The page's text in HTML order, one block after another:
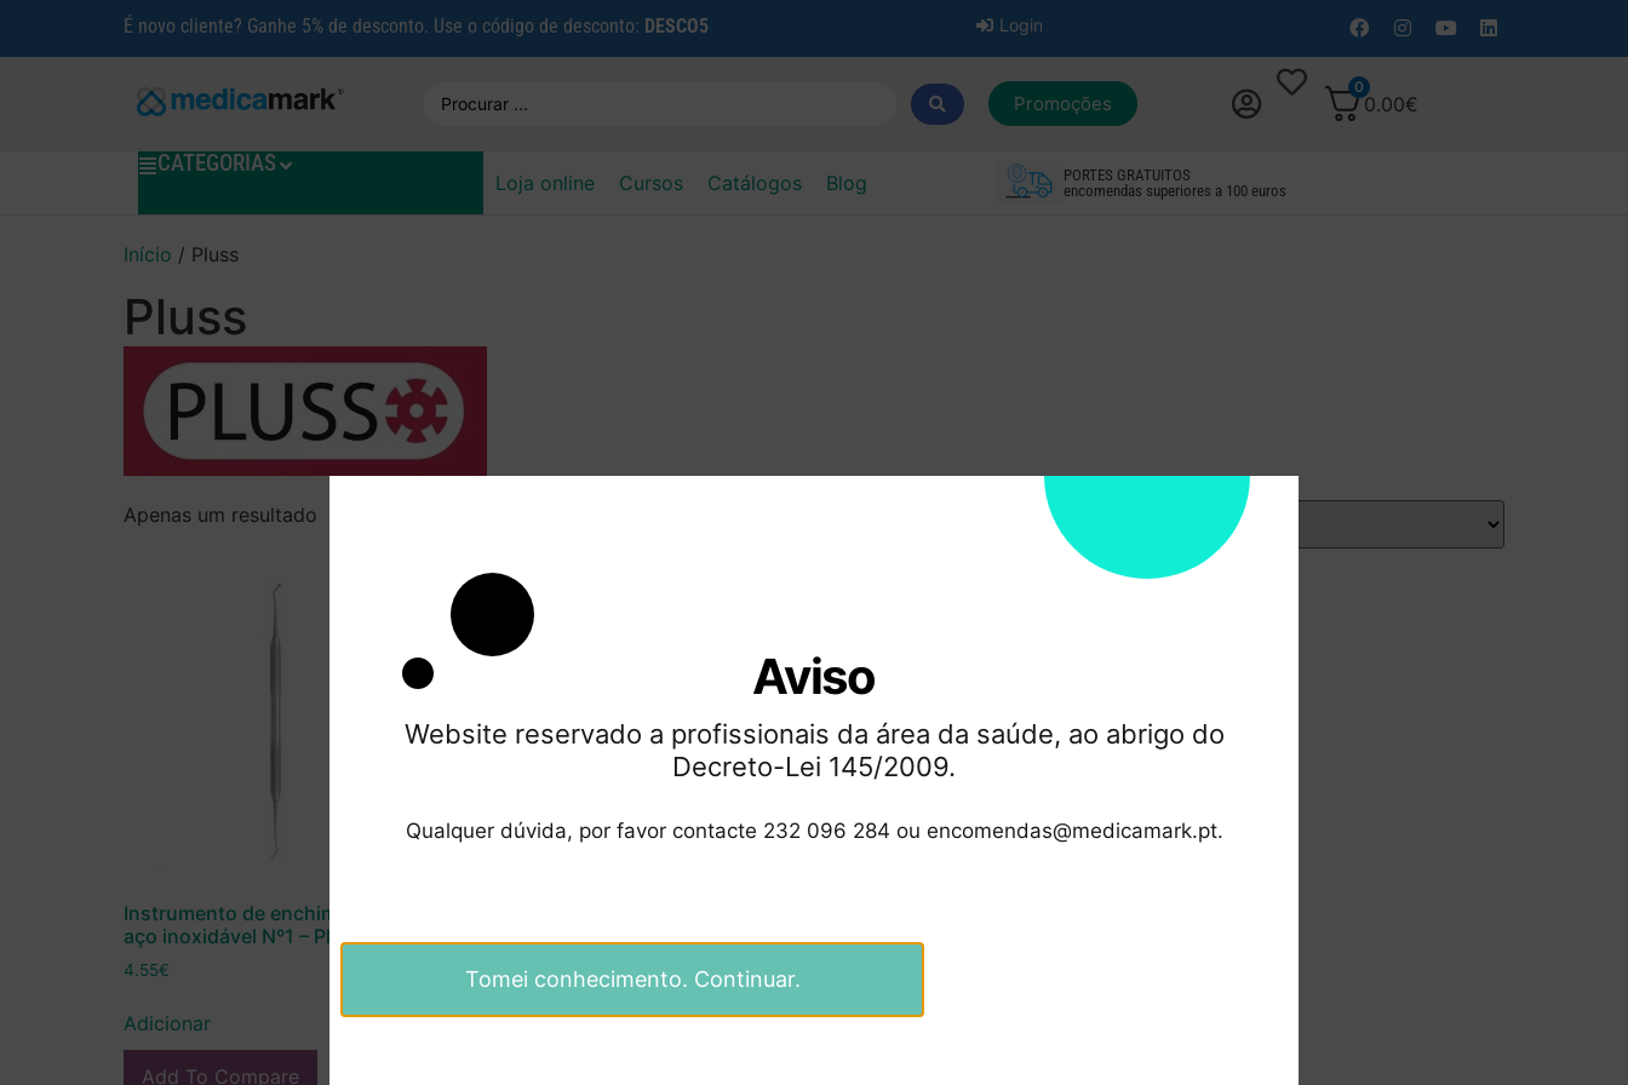
É novo cliente? Ganhe 5% de desconto. Use o código de desconto: DESCO5 Login
Promoções
0
0.00€
CATEGORIAS
Loja online Cursos Catálogos Blog
PORTES GRATUITOS
encomendas superiores a 100 euros
Início / Pluss
Pluss
Apenas um resultado
Instrumento de enchimento de
aço inoxidável Nº1 – Pluss
4.55€
Adicionar
Add To Compare
Aviso
Website reservado a profissionais da área da saúde, ao abrigo do
Decreto-Lei 145/2009.
Qualquer dúvida, por favor contacte 232 096 284 ou encomendas@medicamark.pt.
Tomei conhecimento. Continuar.